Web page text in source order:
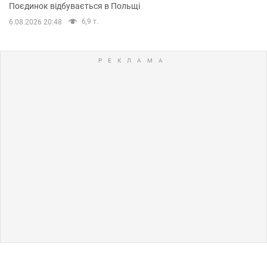
Поєдинок відбувається в Польщі
6.08.2026 20:48 6,9 т.